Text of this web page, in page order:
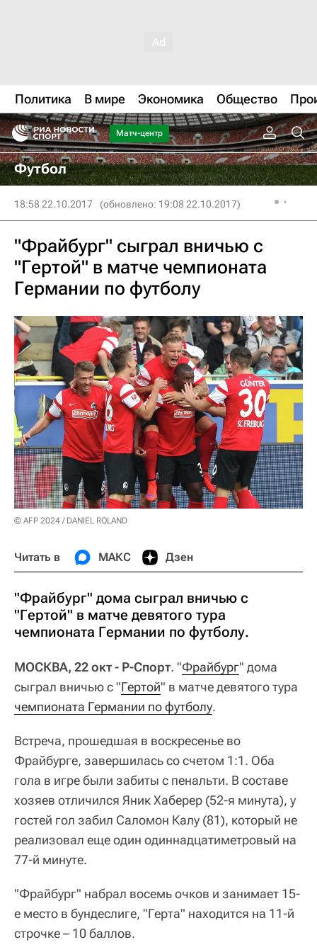
Политика В мире Экономика Общество
Матч-центр
Футбол
18:58 22.10.2017 (обновлено: 19:08 22.10.2017)
"Фрайбург" сыграл вничью с
"Гертой" в матче чемпионата
Германии по футболу
© AFP 2024 / DANIEL ROLAND
Читать в МАКС Дзен
"Фрайбург" дома сыграл вничью с
"Гертой" в матче девятого тура
чемпионата Германии по футболу.
МОСКВА, 22 окт - Р-Спорт. "Фрайбург" дома
сыграл вничью с "Гертой" в матче девятого тура
чемпионата Германии по футболу.
Встреча, прошедшая в воскресенье во
Фрайбурге, завершилась со счетом 1:1. Оба
гола в игре были забиты с пенальти. В составе
хозяев отличился Яник Хаберер (52-я минута), у
гостей гол забил Саломон Калу (81), который не
реализовал еще один одиннадцатиметровый на
77-й минуте.
"Фрайбург" набрал восемь очков и занимает 15-
е место в бундеслиге, "Герта" находится на 11-й
строчке – 10 баллов.